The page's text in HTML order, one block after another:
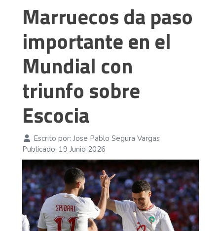
Marruecos da paso
importante en el
Mundial con
triunfo sobre
Escocia
Escrito por: Jose Pablo Segura Vargas
Publicado: 19 Junio 2026